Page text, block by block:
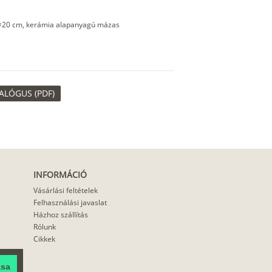
cm, kerámia alapanyagú mázas
(PDF)
INFORMÁCIÓ
Vásárlási feltételek
Felhasználási javaslat
Házhoz szállítás
Rólunk
Cikkek